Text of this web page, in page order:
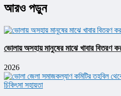
আরও পড়ুন
ভোলায় অসহায় মানুষের মাঝে খাবার বিতরণ
2026